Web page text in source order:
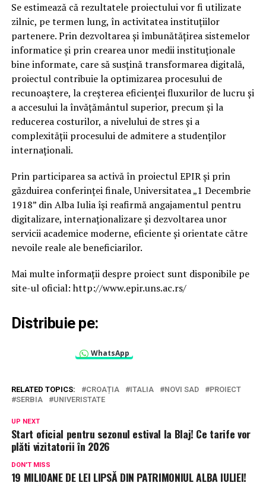
Se estimează că rezultatele proiectului vor fi utilizate
zilnic, pe termen lung, în activitatea instituțiilor
partenere. Prin dezvoltarea și îmbunătățirea sistemelor
informatice și prin crearea unor medii instituționale
bine informate, care să susțină transformarea digitală,
proiectul contribuie la optimizarea procesului de
recunoaștere, la creșterea eficienței fluxurilor de lucru și
a accesului la învățământul superior, precum și la
reducerea costurilor, a nivelului de stres și a
complexității procesului de admitere a studenților
internaționali.
Prin participarea sa activă în proiectul EPIR și prin
găzduirea conferinței finale, Universitatea „1 Decembrie
1918” din Alba Iulia își reafirmă angajamentul pentru
digitalizare, internaționalizare și dezvoltarea unor
servicii academice moderne, eficiente și orientate către
nevoile reale ale beneficiarilor.
Mai multe informații despre proiect sunt disponibile pe
site-ul oficial: http://www.epir.uns.ac.rs/
Distribuie pe:
WhatsApp
RELATED TOPICS: CROAȚIA ITALIA NOVI SAD
PROIECT
SERBIA
UNIVERISTATE
UP NEXT
Start oficial pentru sezonul estival la Blaj! Ce tarife vor
plăti vizitatorii în 2026
DON'T MISS
19 MILIOANE DE LEI LIPSĂ DIN PATRIMONIUL ALBA IULIEI!